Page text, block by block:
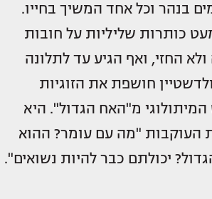
בנהר וכל אחד המשיך בחייו.
כותרות שליליות על חובות
החזי, ואף הגיע עד לתלונה
חושפת את הזוגיות
מ"האח הגדול". היא
העוקבות "מה עם עומר? ההוא
יכולתם כבר להיות נשואים".